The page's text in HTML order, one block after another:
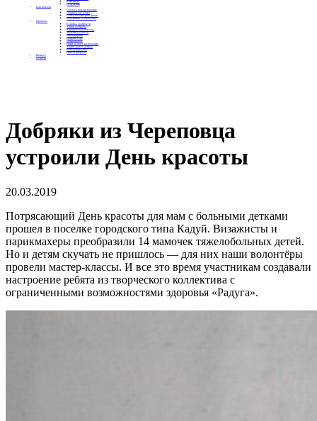
Контакты
Отделения
Как помочь
Сделать пожертвование
Подписка на добро
Стать волонтером фонда
Вечеринки со смыслом
Проекты
Коробка храбрости
Уроки Доброты
Юридическая помощь
Мамины радости
Автодобряки
Добрый торт
Добропробег
Няни особого назначения
Акция «Букет добра»
Фактор времени
Цветы доброты
Бизнесу
Отчеты
Добряки из Череповца
устроили День красоты
20.03.2019
Потрясающий День красоты для мам с больными детками
прошел в поселке городского типа Кадуй. Визажисты и
парикмахеры преобразили 14 мамочек тяжелобольных детей.
Но и детям скучать не пришлось — для них наши волонтёры
провели мастер-классы. И все это время участникам создавали
настроение ребята из творческого коллектива с
ограниченными возможностями здоровья «Радуга».